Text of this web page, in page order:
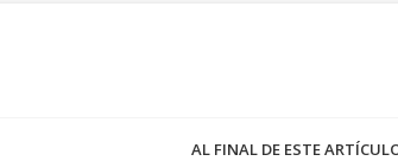
AL FINAL DE ESTE